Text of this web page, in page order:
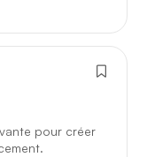
pour créer